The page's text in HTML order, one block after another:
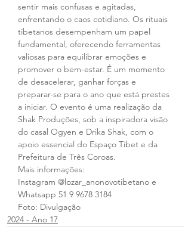
sentir mais confusas e agitadas,
enfrentando o caos cotidiano. Os rituais
tibetanos desempenham um papel
fundamental, oferecendo ferramentas
valiosas para equilibrar emoções e
promover o bem-estar. É um momento
de desacelerar, ganhar forças e
preparar-se para o ano que está prestes
a iniciar. O evento é uma realização da
Shak Produções, sob a inspiradora visão
do casal Ogyen e Drika Shak, com o
apoio essencial do Espaço Tibet e da
Prefeitura de Três Coroas.
Mais informações:
Instagram @lozar_anonovotibetano e
Whatsapp 51 9 9678 3184
Foto: Divulgação
2024 - Ano 17